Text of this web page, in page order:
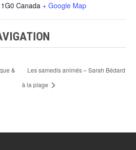
Canada + Google Map
&
Les samedis animés – Sarah Bédard
à la plage